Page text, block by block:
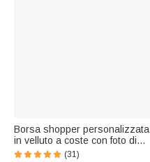
Borsa shopper personalizzata
in velluto a coste con foto di
animale ad acquerello e nome,
(31)